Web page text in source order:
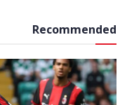
Recommended